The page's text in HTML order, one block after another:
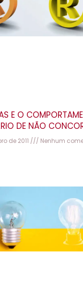
E O
DE NÃO
de 2011 Nenhum